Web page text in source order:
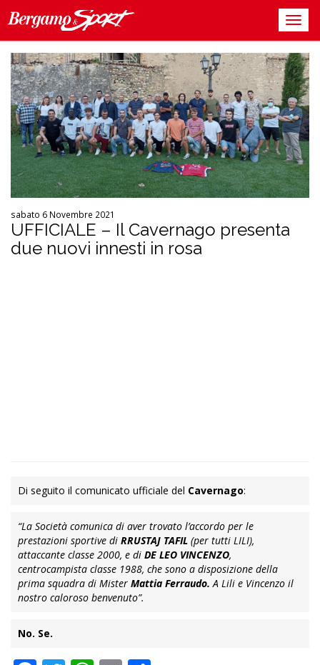
sabato 6 Novembre 2021
UFFICIALE – Il Cavernago presenta
due nuovi innesti in rosa
Di seguito il comunicato ufficiale del Cavernago:
“La Società comunica di aver trovato l’accordo per le
prestazioni sportive di RRUSTAJ TAFIL (per tutti LILI),
attaccante classe 2000, e di DE LEO VINCENZO,
centrocampista classe 1988, che sono a disposizione della
prima squadra di Mister Mattia Ferraudo.A Lili e Vincenzo il
nostro caloroso benvenuto”.
No. Se.